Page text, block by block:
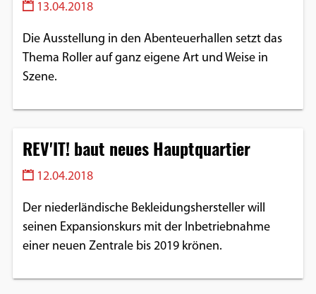
13.04.2018
Die Ausstellung in den Abenteuerhallen setzt das
Thema Roller auf ganz eigene Art und Weise in
Szene.
REV'IT! baut neues Hauptquartier
12.04.2018
Der niederländische Bekleidungshersteller will
seinen Expansionskurs mit der Inbetriebnahme
einer neuen Zentrale bis 2019 krönen.